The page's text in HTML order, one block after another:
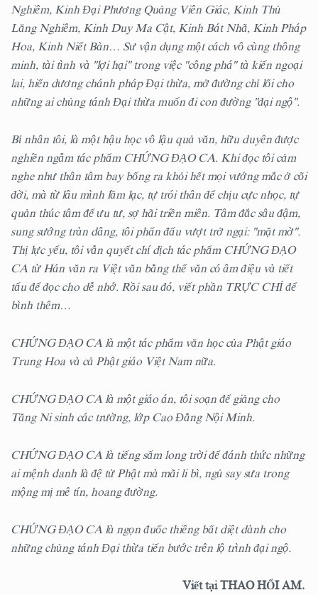
Nghiêm, Kinh Đại Phương Quảng Viên Giác, Kinh Thủ
Lăng Nghiêm, Kinh Duy Ma Cật, Kinh Bát Nhã, Kinh Pháp
Hoa, Kinh Niết Bàn… Sư vận dụng một cách vô cùng thông
minh, tài tình và "lợi hại" trong việc "công phá" tà kiến ngoại
lai, hiển dương chánh pháp Đại thừa, mở đường chỉ lối cho
những ai chủng tánh Đại thừa muốn đi con đường "đại ngộ".
Bỉ nhân tôi, là một hậu học vô lậu quả văn, hữu duyên được
nghiền ngẫm tác phẩm CHỨNG ĐẠO CA. Khi đọc tôi cảm
nghe như thân tâm bay bổng ra khỏi hết mọi vướng mắc ở cõi
đời, mà từ lâu mình lầm lạc, tự trói thân để chịu cực nhọc, tự
quản thúc tâm để ưu tư, sợ hãi triền miên. Tâm đắc sâu đậm,
sung sướng tràn dâng, tôi phấn đấu vượt trở ngại: "mặt mờ".
Thị lực yếu, tôi vẫn quyết chí dịch tác phẩm CHỨNG ĐẠO
CA từ Hán văn ra Việt văn bằng thể văn có âm điệu và tiết
tấu để đọc cho dễ nhớ. Rồi sau đó, viết phần TRỰC CHỈ để
bình thêm…
CHỨNG ĐẠO CA là một tác phẩm văn học của Phật giáo
Trung Hoa và cả Phật giáo Việt Nam nữa.
CHỨNG ĐẠO CA là một giáo án, tôi soạn để giảng cho
Tăng Ni sinh các trường, lớp Cao Đẳng Nội Minh.
CHỨNG ĐẠO CA là tiếng sấm long trời để đánh thức những
ai mệnh danh là đệ tử Phật mà mãi li bì, ngủ say sưa trong
mộng mị mê tín, hoang đường.
CHỨNG ĐẠO CA là ngọn đuốc thiêng bất diệt dành cho
những chủng tánh Đại thừa tiến bước trên lộ trình đại ngộ.
Viết tại THAO HỐI AM.